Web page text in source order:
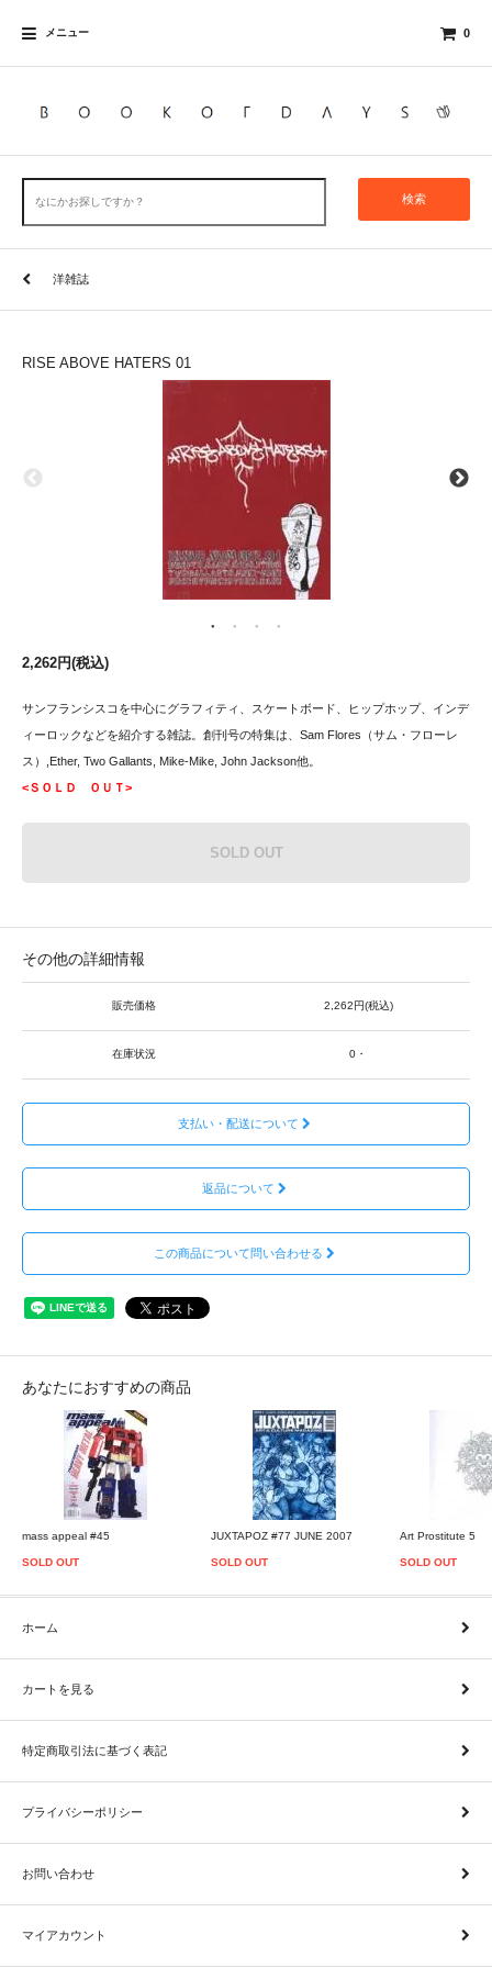
メニュー 0
検索
洋雑誌
RISE ABOVE HATERS 01
2,262円(税込)
サンフランシスコを中心にグラフィティ、スケートボード、ヒップホップ、インデ
ィーロックなどを紹介する雑誌。創刊号の特集は、Sam Flores（サム・フローレ
ス）,Ether, Two Gallants, Mike-Mike, John Jackson他。
<ＳＯＬＤ ＯＵＴ>
SOLD OUT
その他の詳細情報
販売価格 2,262円(税込)
在庫状況 0・
支払い・配送について
返品について
この商品について問い合わせる
あなたにおすすめの商品
mass appeal #45
SOLD OUT
JUXTAPOZ #77 JUNE 2007
SOLD OUT
Art Prostitute 5
SOLD OUT
ホーム
カートを見る
特定商取引法に基づく表記
プライバシーポリシー
お問い合わせ
マイアカウント